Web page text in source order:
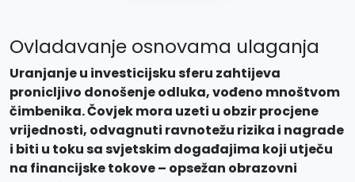
Ovladavanje osnovama ulaganja
Uranjanje u investicijsku sferu zahtijeva
pronicljivo donošenje odluka, vođeno mnoštvom
čimbenika. Čovjek mora uzeti u obzir procjene
vrijednosti, odvagnuti ravnotežu rizika i nagrade
i biti u toku sa svjetskim događajima koji utječu
na financijske tokove – opsežan obrazovni